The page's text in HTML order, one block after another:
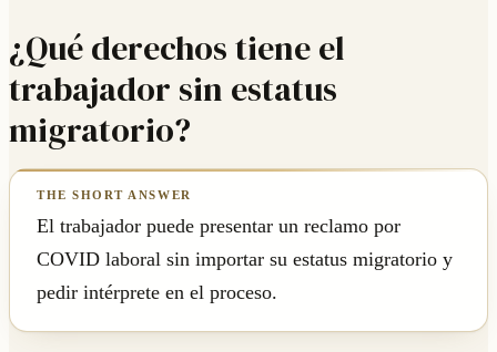
¿Qué derechos tiene el
trabajador sin estatus
migratorio?
El trabajador puede presentar un reclamo por
COVID laboral sin importar su estatus migratorio y
pedir intérprete en el proceso.